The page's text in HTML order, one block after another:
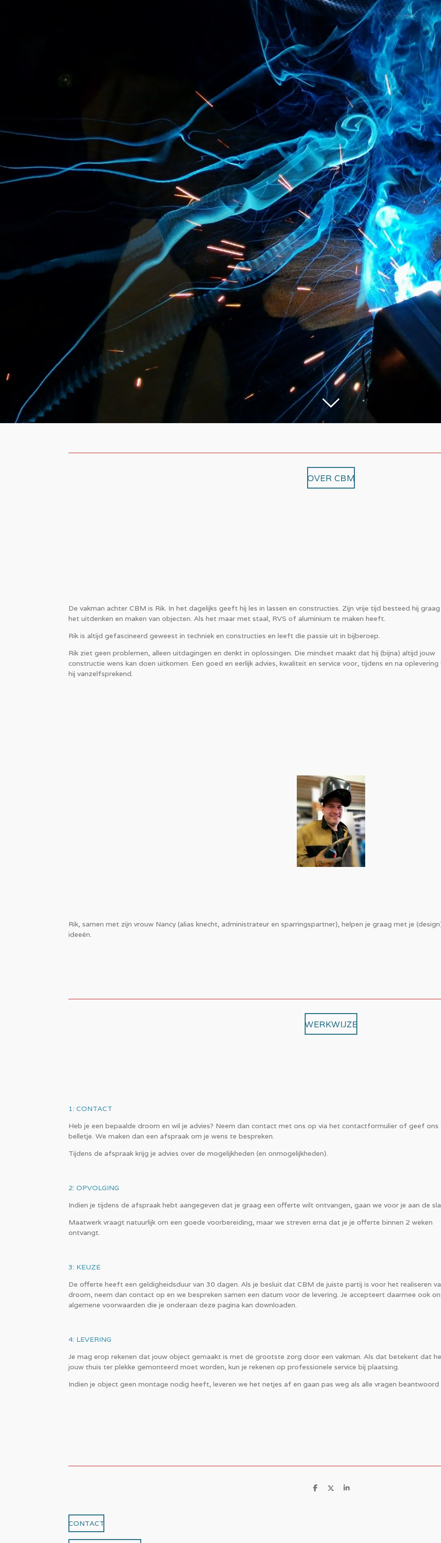
OVER CBM
De vakman achter CBM is Rik. In het dagelijks geeft hij les in lassen en constructies. Zijn vrije tijd besteed hij
het uitdenken en maken van objecten. Als het maar met staal, RVS of aluminium te maken heeft.
Rik is altijd gefascineerd geweest in techniek en constructies en leeft die passie uit in bijberoep.
Rik ziet geen problemen, alleen uitdagingen en denkt in oplossingen. Die mindset maakt dat hij (bijna) altijd jouw
constructie wens kan doen uitkomen. Een goed en eerlijk advies, kwaliteit en service voor, tijdens en na oplevering
hij vanzelfsprekend.
Rik, samen met zijn vrouw Nancy (alias knecht, administrateur en sparringspartner), helpen je graag met je
ideeën.
WERKWIJZE
1: CONTACT
Heb je een bepaalde droom en wil je advies? Neem dan contact met ons op via het contactformulier of geef ons
belletje. We maken dan een afspraak om je wens te bespreken.
Tijdens de afspraak krijg je advies over de mogelijkheden (en onmogelijkheden).
2: OPVOLGING
Indien je tijdens de afspraak hebt aangegeven dat je graag een offerte wilt ontvangen, gaan we voor je aan de
Maatwerk vraagt natuurlijk om een goede voorbereiding, maar we streven erna dat je je offerte binnen 2 weken
ontvangt.
3: KEUZE
De offerte heeft een geldigheidsduur van 30 dagen. Als je besluit dat CBM de juiste partij is voor het realiseren
droom, neem dan contact op en we bespreken samen een datum voor de levering. Je accepteert daarmee ook
algemene voorwaarden die je onderaan deze pagina kan downloaden.
4: LEVERING
Je mag erop rekenen dat jouw object gemaakt is met de grootste zorg door een vakman. Als dat betekent dat
jouw thuis ter plekke gemonteerd moet worden, kun je rekenen op professionele service bij plaatsing.
Indien je object geen montage nodig heeft, leveren we het netjes af en gaan pas weg als alle vragen beantwoord
D
D
S
CONTACT